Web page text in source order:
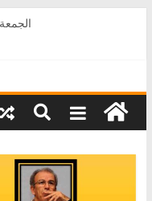
الجمعة,
منبر